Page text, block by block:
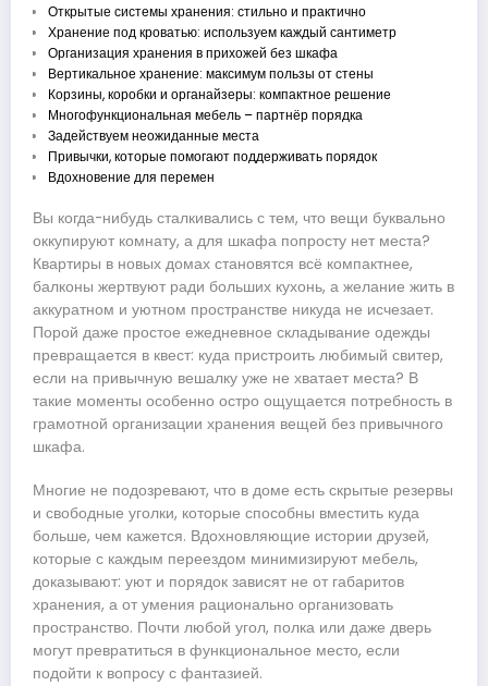
Открытые системы хранения: стильно и практично
Хранение под кроватью: используем каждый сантиметр
Организация хранения в прихожей без шкафа
Вертикальное хранение: максимум пользы от стены
Корзины, коробки и органайзеры: компактное решение
Многофункциональная мебель – партнёр порядка
Задействуем неожиданные места
Привычки, которые помогают поддерживать порядок
Вдохновение для перемен
Вы когда-нибудь сталкивались с тем, что вещи буквально
оккупируют комнату, а для шкафа попросту нет места?
Квартиры в новых домах становятся всё компактнее,
балконы жертвуют ради больших кухонь, а желание жить в
аккуратном и уютном пространстве никуда не исчезает.
Порой даже простое ежедневное складывание одежды
превращается в квест: куда пристроить любимый свитер,
если на привычную вешалку уже не хватает места? В
такие моменты особенно остро ощущается потребность в
грамотной организации хранения вещей без привычного
шкафа.
Многие не подозревают, что в доме есть скрытые резервы
и свободные уголки, которые способны вместить куда
больше, чем кажется. Вдохновляющие истории друзей,
которые с каждым переездом минимизируют мебель,
доказывают: уют и порядок зависят не от габаритов
хранения, а от умения рационально организовать
пространство. Почти любой угол, полка или даже дверь
могут превратиться в функциональное место, если
подойти к вопросу с фантазией.